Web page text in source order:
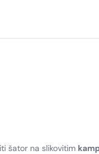
šator na slikovitim